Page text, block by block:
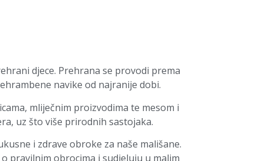
djece. Prehrana se provodi prema
navike od najranije dobi.
mliječnim proizvodima te mesom i
uz što više prirodnih sastojaka.
i zdrave obroke za naše mališane.
pravilnim obrocima i sudjeluju u malim